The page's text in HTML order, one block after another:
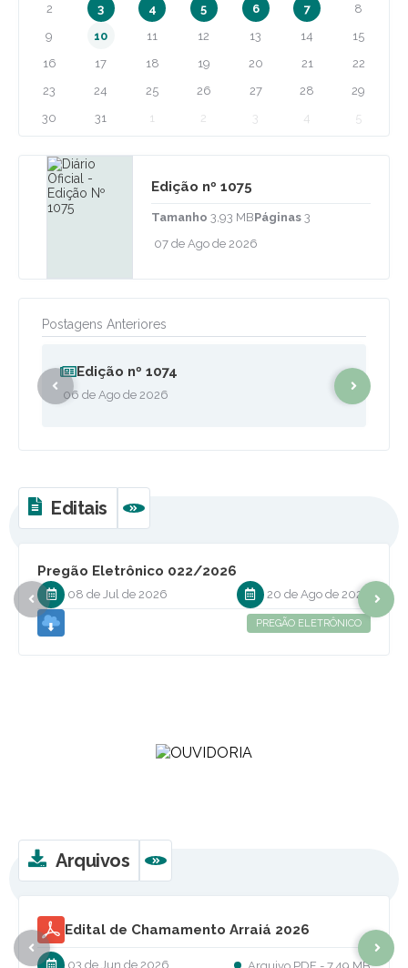
2
3 4 5 6 7
8
9
10 11 12 13 14
15
16
17 18 19 20 21
22
23
24 25 26 27 28
29
30
31 1 2 3 4 5
Edição nº 1075
Tamanho 3,93 MBPáginas 3
07 de Ago de 2026
Postagens Anteriores
Edição nº 1074
06 de Ago de 2026
Editais VER MAIS
PREGÃO ELETRÔNICO
Pregão Eletrônico 022/2026
08 de Jul de 2026 20 de Ago de 2026
Arquivos
Edital de Chamamento Arraiá 2026
03 de Jun de 2026 PDF 7,49 MB